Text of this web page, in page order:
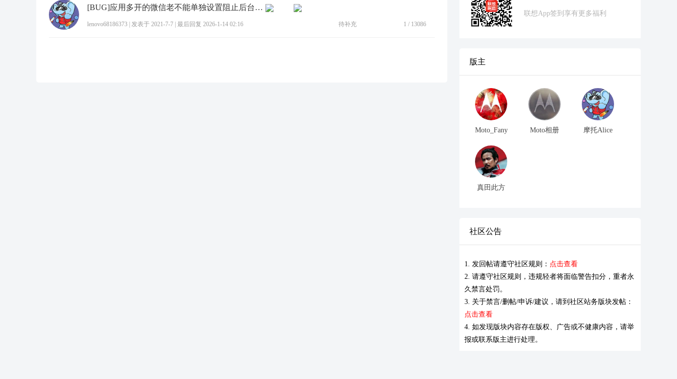
[BUG]应用多开的微信老不能单独设置阻止后台运行
lenovo68186373 发表于 2021-7-7 最后回复 2026-1-14 02:16 待补充 1 / 13086
联想App签到享有更多福利
版主
Moto_Fany Moto相册 摩托Alice
真田此方
社区公告
1. 发回帖请遵守社区规则： 点击查看
2. 请遵守社区规则，违规轻者将面临警告扣分，重者永
久禁言处罚。
3. 关于禁言/删帖/申诉/建议，请到社区站务版块发帖：
点击查看
4. 如发现版块内容存在版权、广告或不健康内容，请举
报或联系版主进行处理。